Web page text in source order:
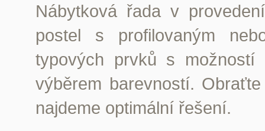
Nábytková řada v
postel s profilovaným
typových prvků s možností
výběrem barevností.
najdeme optimální řešení.